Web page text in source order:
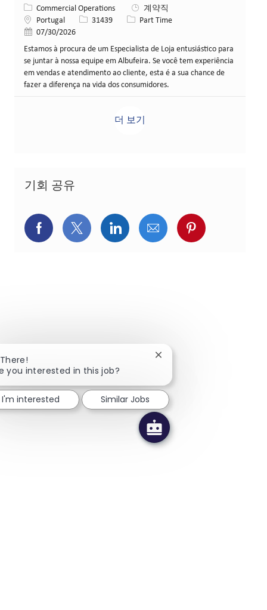
카테고리
Commercial Operations
계약직
위치Portugal Job ID31439 Job 유형
Part Time
게시일07/30/2026
Estamos à procura de um Especialista de Loja entusiástico para
se juntar à nossa equipe em Albufeira. Se você tem experiência
em vendas e atendimento ao cliente, esta é a sua chance de
fazer a diferença na vida dos consumidores.
더 보기
기회 공유
페이스북을 통해 공유
트위터를 통해 공유
링크드인을 통해 공유
이메일을 통해 공유
핀터레스트
you interested in this job?
Close chatbot
I'm interested Similar Jobs